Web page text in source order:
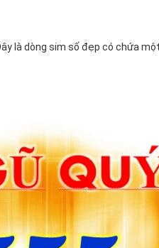
là dòng sim số đẹp có chứa